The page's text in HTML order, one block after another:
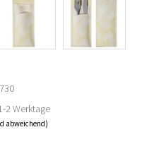
2 Werktage
abweichend)